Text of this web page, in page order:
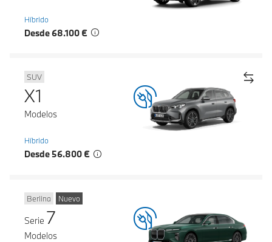
Híbrido
Desde 68.100 €
SUV
X1
Modelos
Híbrido
Desde 56.800 €
Berlina Nuevo
Serie 7
Modelos